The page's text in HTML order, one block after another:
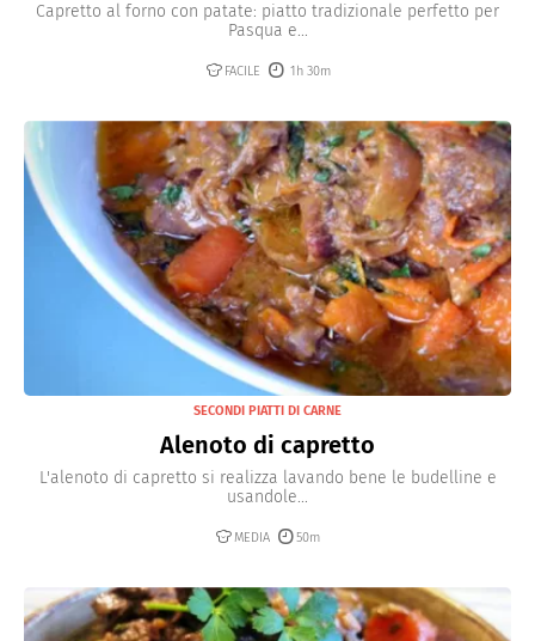
Capretto al forno con patate: piatto tradizionale perfetto per
Pasqua e...
FACILE 1h 30m
SECONDI PIATTI DI CARNE
Alenoto di capretto
L'alenoto di capretto si realizza lavando bene le budelline e
usandole...
MEDIA 50m